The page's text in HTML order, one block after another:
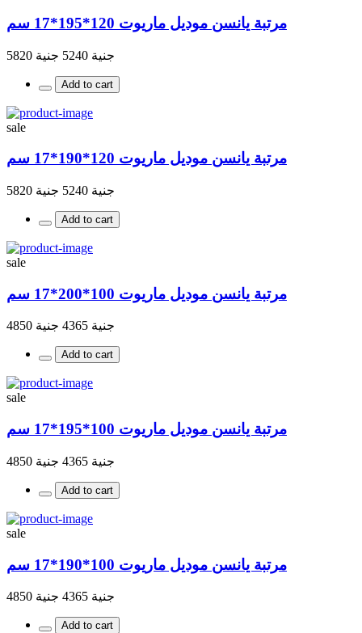
مرتبة يانسن موديل ماريوت 120*195*17 سم
جنية 5240 جنية 5820
Add to cart
sale
مرتبة يانسن موديل ماريوت 120*190*17 سم
جنية 5240 جنية 5820
Add to cart
sale
مرتبة يانسن موديل ماريوت 100*200*17 سم
جنية 4365 جنية 4850
Add to cart
sale
مرتبة يانسن موديل ماريوت 100*195*17 سم
جنية 4365 جنية 4850
Add to cart
sale
مرتبة يانسن موديل ماريوت 100*190*17 سم
جنية 4365 جنية 4850
Add to cart